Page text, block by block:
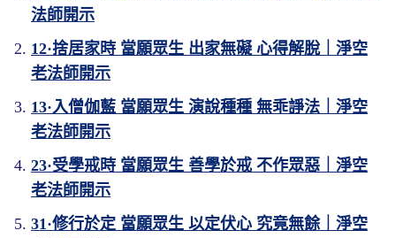
法師開示
12·捨居家時 當願眾生 出家無礙 心得解脫｜淨空
老法師開示
13·入僧伽藍 當願眾生 演說種種 無乖諍法｜淨空
老法師開示
23·受學戒時 當願眾生 善學於戒 不作眾惡｜淨空
老法師開示
31·修行於定 當願眾生 以定伏心 究竟無餘｜淨空